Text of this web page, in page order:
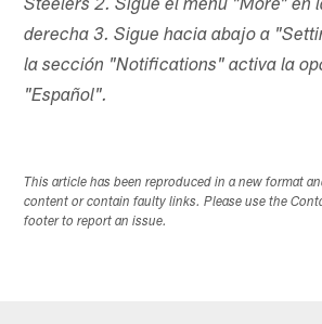
Steelers 2. Sigue el menú "More" en
derecha 3. Sigue hacia abajo a
la sección "Notifications" activa la
"Español".
This article has been reproduced in a new format
content or contain faulty links. Please use the
footer to report an issue.